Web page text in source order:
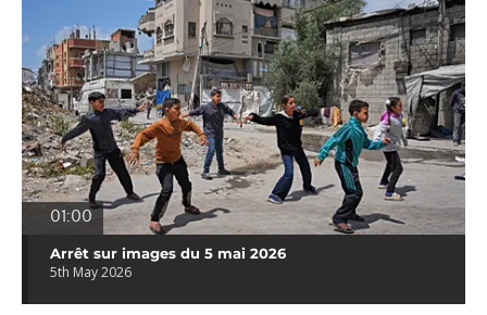
01:00
Arrêt sur images du 5 mai 2026
5th May 2026